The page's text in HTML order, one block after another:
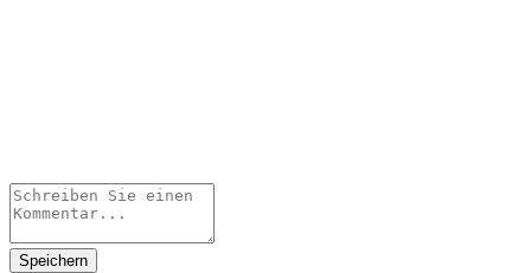
Speichern